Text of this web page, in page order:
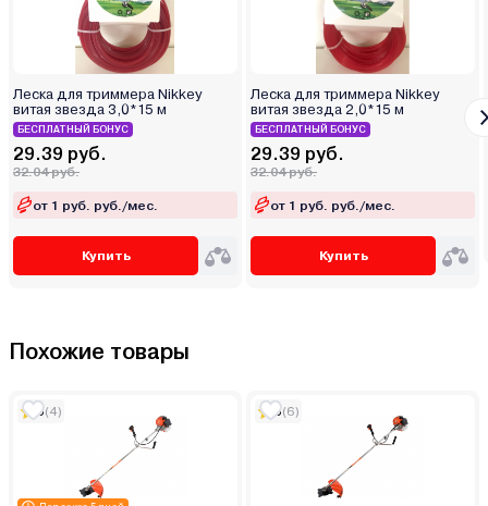
Леска для триммера Nikkey
витая звезда 3,0*15 м
БЕСПЛАТНЫЙ БОНУС
29.39 руб.
32.04 руб.
от 1 руб. руб./мес.
Купить
Леска для триммера Nikkey
витая звезда 2,0*15 м
БЕСПЛАТНЫЙ БОНУС
29.39 руб.
32.04 руб.
от 1 руб. руб./мес.
Купить
Похожие товары
5(4) 5(6)